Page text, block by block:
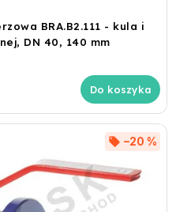
BRA.B2.111 - kula i
DN 40, 140 mm
Do koszyka
–20 %